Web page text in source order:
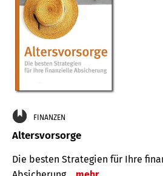
FINANZEN
Altersvorsorge
Die besten Strategien für Ihre